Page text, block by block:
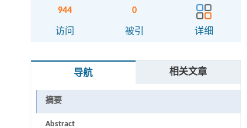
944
访问
0
被引 详细
导航 相关文章
摘要
Abstract